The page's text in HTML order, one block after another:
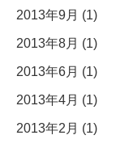
2013年9月 (1)
2013年8月 (1)
2013年6月 (1)
2013年4月 (1)
2013年2月 (1)